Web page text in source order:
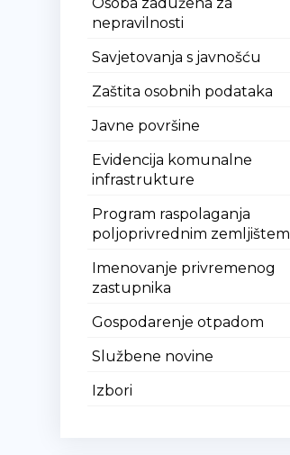
nepravilnosti
Savjetovanja s javnošću
Zaštita osobnih podataka
Javne površine
Evidencija komunalne
infrastrukture
Program raspolaganja
poljoprivrednim zemljištem
Imenovanje privremenog
zastupnika
Gospodarenje otpadom
Službene novine
Izbori